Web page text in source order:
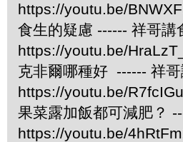
https://youtu.be/
食生的疑慮 ------ 祥哥講
https://youtu.be/
克非爾哪種好 ------ 祥
https://youtu.be/
果菜露加飯都可減肥？
https://youtu.be/